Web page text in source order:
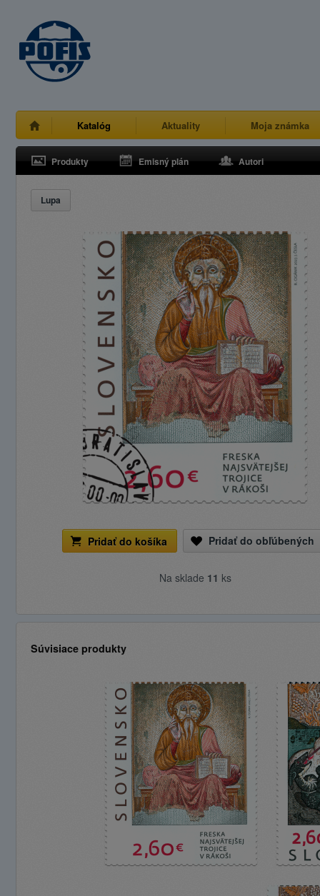
Katalóg Aktuality Moja známka
Produkty Emisný plán Autori
Lupa
Pridať do košíka Pridať do obľúbených
Na sklade 11 ks
Súvisiace produkty